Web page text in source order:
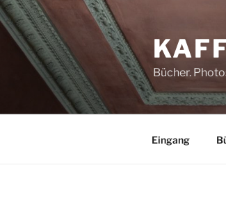
Zum
Inhalt
springen
Bücher.
Eingang